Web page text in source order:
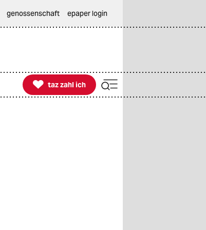
genossenschaft epaper login

taz zahl ich
taz zahl ich